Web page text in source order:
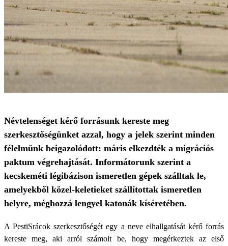
Névtelenséget kérő forrásunk kereste meg
szerkesztőségünket azzal, hogy a jelek szerint minden
félelmünk beigazolódott: máris elkezdték a migrációs
paktum végrehajtását. Informátorunk szerint a
kecskeméti légibázison ismeretlen gépek szálltak le,
amelyekből közel-keletieket szállítottak ismeretlen
helyre, méghozzá lengyel katonák kíséretében.
A PestiSrácok szerkesztőségét egy a neve elhallgatását kérő forrás
kereste meg, aki arról számolt be, hogy megérkeztek az első